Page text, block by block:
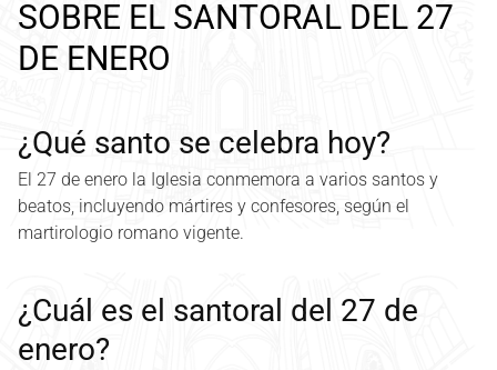
SOBRE EL SANTORAL DEL 27
DE ENERO
¿Qué santo se celebra hoy?
El 27 de enero la Iglesia conmemora a varios santos y
beatos, incluyendo mártires y confesores, según el
martirologio romano vigente.
¿Cuál es el santoral del 27 de
enero?